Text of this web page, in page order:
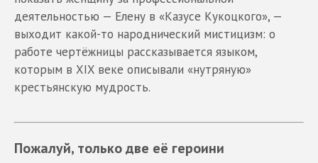
деятельностью — Елену в «Казусе Кукоцкого», —
выходит какой-то народнический мистицизм: о
работе чертёжницы рассказывается языком,
которым в XIX веке описывали «нутряную»
крестьянскую мудрость.
Пожалуй, только две её героини